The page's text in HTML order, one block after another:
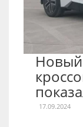
Новый
17.09.2024